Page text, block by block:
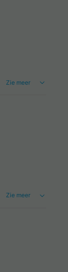
Zie meer
Zie meer